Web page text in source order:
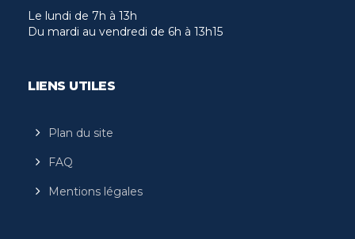
Le lundi de 7h à 13h
Du mardi au vendredi de 6h à 13h15
LIENS UTILES
Plan du site
FAQ
Mentions légales